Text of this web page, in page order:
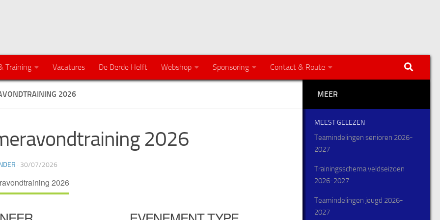
Training Vacatures De Derde Helft Webshop Sponsoring Contact & Route
2026
2026
· 30/07/2026
MEER
MEEST GELEZEN
Teamindelingen senioren 2026-
2027
Trainingsschema veldseizoen
2026-2027
Teamindelingen jeugd 2026-
2027